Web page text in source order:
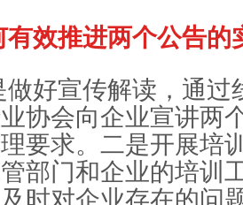
有效推进两个公告的
做好宣传解读，通过
协会向企业宣讲两
要求。二是开展培
部门和企业的培训
时对企业存在的问